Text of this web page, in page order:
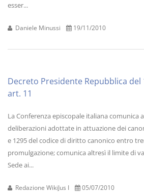
esser...
Daniele Minussi 19/11/2010
Decreto Presidente Repubblica
art. 11
La Conferenza episcopale italiana
deliberazioni adottate in attuazione dei
e 1295 del codice di diritto canonico entro
promulgazione; comunica altresì il limite di
Sede ai...
Redazione WikiJus I 05/07/2010